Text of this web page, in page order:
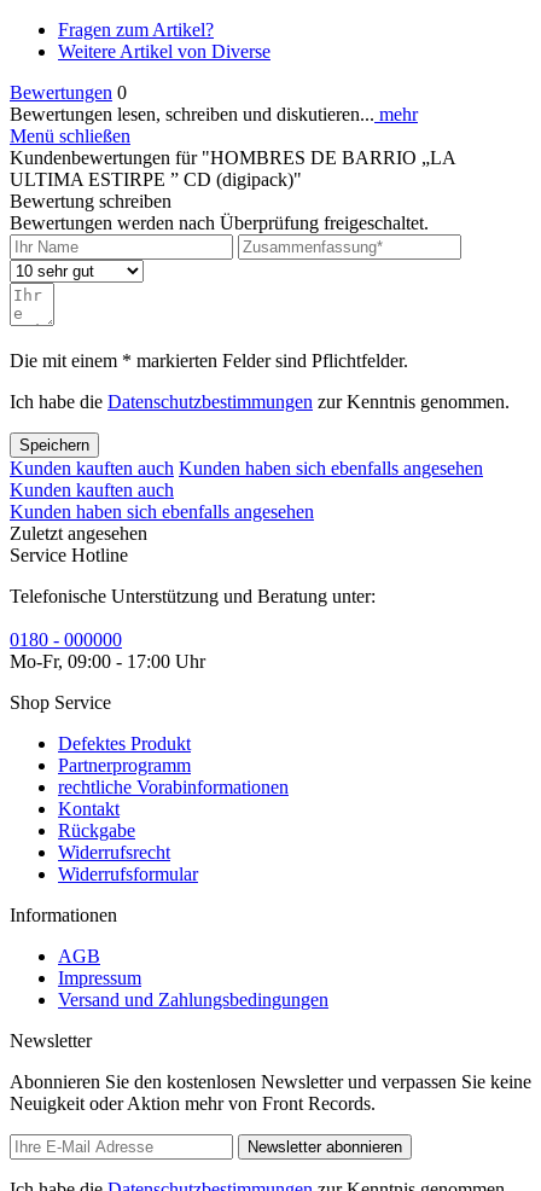
Fragen zum Artikel?
Weitere Artikel von Diverse
Bewertungen 0
Bewertungen lesen, schreiben und diskutieren... mehr
Menü schließen
Kundenbewertungen für "HOMBRES DE BARRIO „LA
ULTIMA ESTIRPE ” CD (digipack)"
Bewertung schreiben
Bewertungen werden nach Überprüfung freigeschaltet.
Die mit einem * markierten Felder sind Pflichtfelder.
Ich habe die Datenschutzbestimmungen zur Kenntnis genommen.
Speichern
Kunden kauften auch Kunden haben sich ebenfalls angesehen
Kunden kauften auch
Kunden haben sich ebenfalls angesehen
Zuletzt angesehen
Service Hotline
Telefonische Unterstützung und Beratung unter:
0180 - 000000
Mo-Fr, 09:00 - 17:00 Uhr
Shop Service
Defektes Produkt
Partnerprogramm
rechtliche Vorabinformationen
Kontakt
Rückgabe
Widerrufsrecht
Widerrufsformular
Informationen
AGB
Impressum
Versand und Zahlungsbedingungen
Newsletter
Abonnieren Sie den kostenlosen Newsletter und verpassen Sie keine
Neuigkeit oder Aktion mehr von Front Records.
Newsletter abonnieren